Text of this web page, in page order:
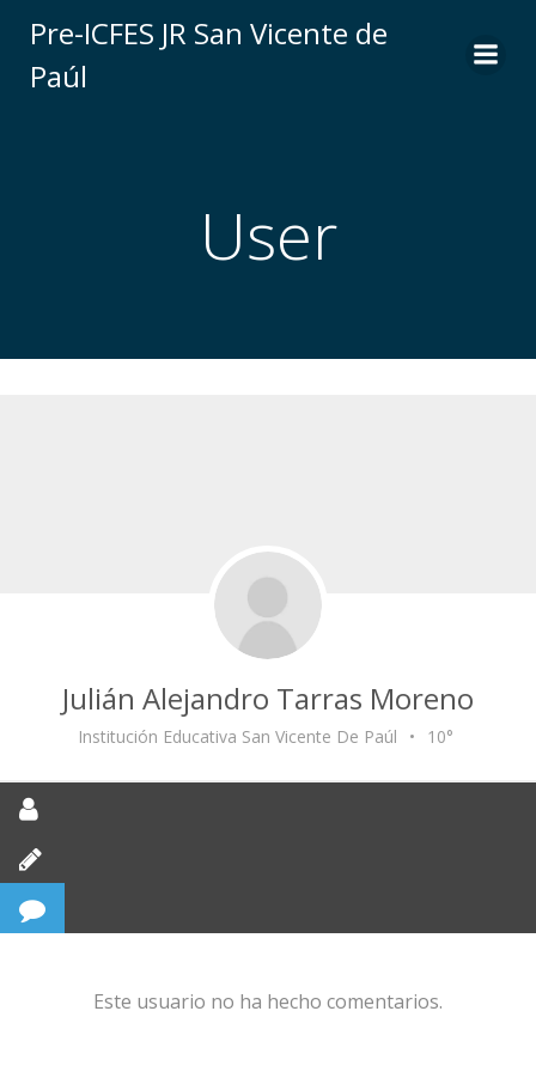
al
Pre-ICFES JR San Vicente de
Paúl
User
Julián Alejandro Tarras Moreno
Institución Educativa San Vicente De Paúl • 10°
Este usuario no ha hecho comentarios.